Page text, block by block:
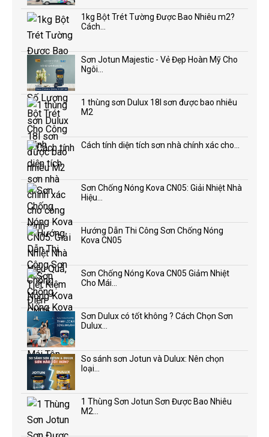
1kg Bột Trét Tường Được Bao Nhiêu m2?
Cách...
Sơn Jotun Majestic - Vẻ Đẹp Hoàn Mỹ Cho
Ngôi...
1 thùng sơn Dulux 18l sơn được bao nhiêu
M2
Cách tính diện tích sơn nhà chính xác cho...
Sơn Chống Nóng Kova CN05: Giải Nhiệt Nhà
Hiệu...
Hướng Dẫn Thi Công Sơn Chống Nóng
Kova CN05
Sơn Chống Nóng Kova CN05 Giảm Nhiệt
Cho Mái...
Sơn Dulux có tốt không ? Cách Chọn Sơn
Dulux...
So sánh sơn Jotun và Dulux: Nên chọn
loại...
1 Thùng Sơn Jotun Sơn Được Bao Nhiêu
M2...